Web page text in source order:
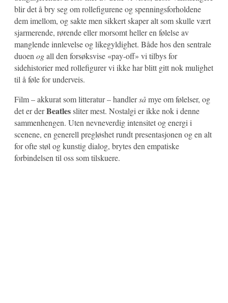
blir det å bry seg om rollefigurene og spenningsforholdene
dem imellom, og sakte men sikkert skaper alt som skulle vært
sjarmerende, rørende eller morsomt heller en følelse av
manglende innlevelse og likegyldighet. Både hos den sentrale
duoenogall den forsøksvise «pay-off» vi tilbys for
sidehistorier med rollefigurer vi ikke har blitt gitt nok mulighet
til å føle for underveis.
Film – akkurat som litteratur – handlersåmye om følelser, og
det er derBeatlessliter mest. Nostalgi er ikke nok i denne
sammenhengen. Uten nevneverdig intensitet og energi i
scenene, en generell pregløshet rundt presentasjonen og en alt
for ofte støl og kunstig dialog, brytes den empatiske
forbindelsen til oss som tilskuere.